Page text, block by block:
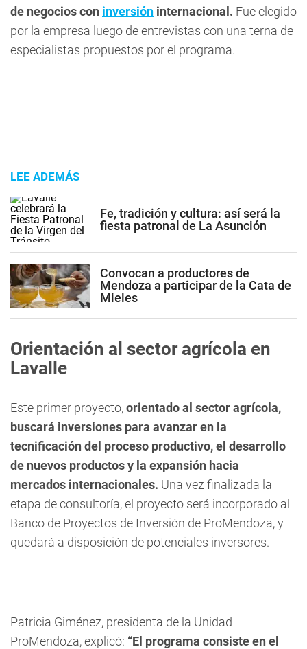
de negocios con inversión internacional. Fue elegido
por la empresa luego de entrevistas con una terna de
especialistas propuestos por el programa.
LEE ADEMÁS
Fe, tradición y cultura: así será la
fiesta patronal de La Asunción
Convocan a productores de
Mendoza a participar de la Cata de
Mieles
Orientación al sector agrícola en
Lavalle
Este primer proyecto,orientado al sector agrícola,
buscará inversiones para avanzar en la
tecnificación del proceso productivo, el desarrollo
de nuevos productos y la expansión hacia
mercados internacionales. Una vez finalizada la
etapa de consultoría, el proyecto será incorporado al
Banco de Proyectos de Inversión de ProMendoza, y
quedará a disposición de potenciales inversores.
Patricia Giménez, presidenta de la Unidad
ProMendoza, explicó: “El programa consiste en el